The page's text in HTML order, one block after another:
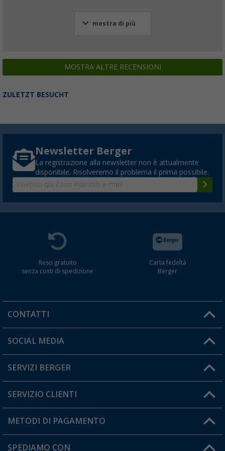
mostra di più
MOSTRA ALTRE RECENSIONI
ZULETZT BESUCHT
Newsletter Berger
La registrazione alla newsletter non è attualmente
disponibile. Risolveremo il problema il prima possibile.
Reso gratuito
senza costi di spedizione
Carta fedeltà
Berger
CONTATTI
Orari di apertura del servizio:
Hai una domanda?
SOCIAL MEDIA
SERVIZI BERGER
Diventare rivenditori
Il mio Account
SERVIZIO CLIENTI
Informazioni sulla spedizione
Resi
METODI DI PAGAMENTO
SPEDIAMO CON